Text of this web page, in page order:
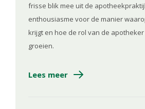
frisse blik mee uit de
enthousiasme voor de manier
krijgt en hoe de rol van de
groeien.
Lees meer